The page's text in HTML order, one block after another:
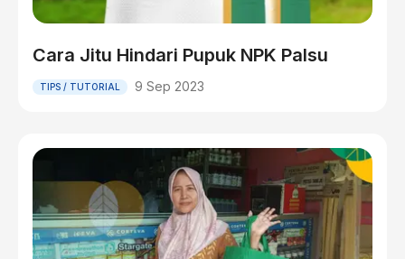
Cara Jitu Hindari Pupuk NPK Palsu
TIPS / TUTORIAL 9 Sep 2023